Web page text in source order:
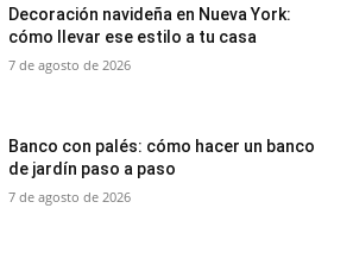
Decoración navideña en Nueva York:
cómo llevar ese estilo a tu casa
7 de agosto de 2026
Banco con palés: cómo hacer un banco
de jardín paso a paso
7 de agosto de 2026